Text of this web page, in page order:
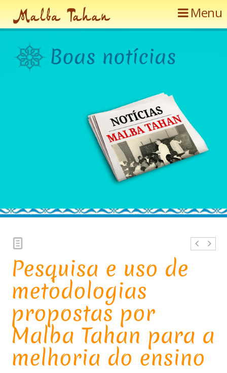
Menu
Boas notícias
Pesquisa e uso de
metodologias
propostas por
Malba Tahan para a
melhoria do ensino